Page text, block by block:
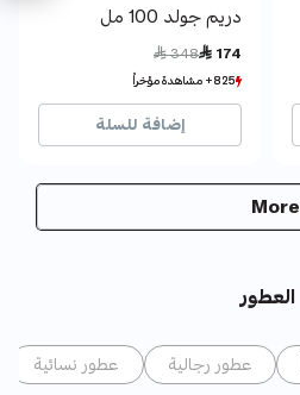
دريم جولد 100 مل
 174
Price reduced from
 348
825+ مشاهدة مؤخراً
189+ بيع مؤخراً
825+ مشاهدة مؤخراً
189+ بيع مؤخراً
إضافة للسلة
More
العطور
عطور رجالية عطور نسائية